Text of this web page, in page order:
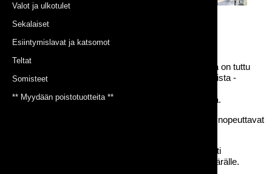
Klassinen pöydän ja kahden penkin kokonaisuus joka on tuttu
lukemattomilta festivaaleilta ja muista yleisötapahtumista -
Penkkipöytäsetin ääreen mahtuu kahdeksan henkilöä.
Taittojalat helpottavat kuljettamista ja varastoimista ja nopeuttavat
Pöytäpenkkiseteillä on mahdollista toteuttaa edullisesti
istumatilaa pöytien ääreen hyvin suurellekin ihmismäärälle.
Valot ja ulkotulet
Sekalaiset
Esiintymislavat ja katsomot
Teltat
Somisteet
** Myydään poistotuotteita **